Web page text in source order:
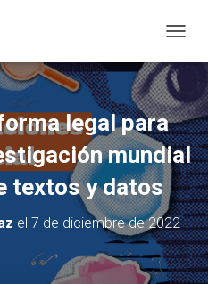
legal para
mundial
textos y datos
el 7 de diciembre de 2022